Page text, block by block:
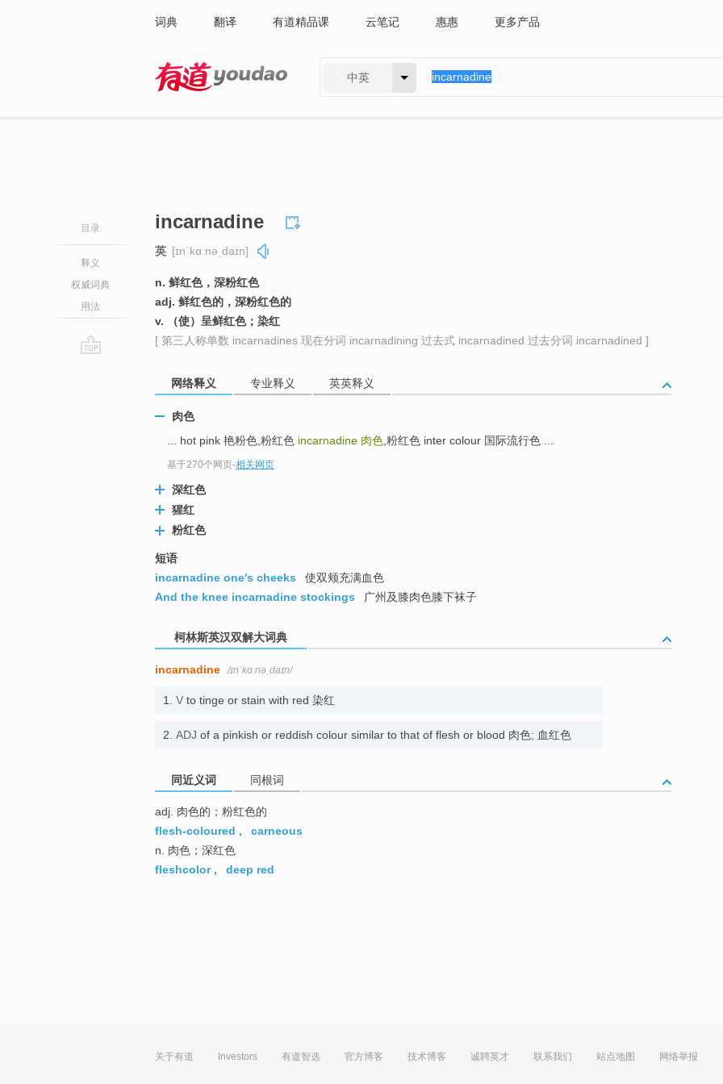
词典 翻译 有道精品课 云笔记 惠惠 更多产品
中英
目录
释义
权威词典
用法
incarnadine
英 [ɪnˈkɑːnəˌdaɪn]
n. 鲜红色，深粉红色
adj. 鲜红色的，深粉红色的
v. （使）呈鲜红色；染红
[ 第三人称单数 incarnadines 现在分词 incarnadining 过去式 incarnadined 过去分词 incarnadined ]
网络释义 专业释义 英英释义
肉色
... hot pink 艳粉色,粉红色 incarnadine 肉色 ,粉红色 inter colour 国际流行色 ...
基于270个网页-相关网页
深红色
猩红
粉红色
短语
incarnadine one's cheeks
使双颊充满血色
And the knee incarnadine stockings
广州及膝肉色膝下袜子
柯林斯英汉双解大词典
incarnadine /ɪnˈkɑːnəˌdaɪn/
1. V to tinge or stain with red 染红
2. ADJ of a pinkish or reddish colour similar to that of flesh or blood 肉色; 血红色
同近义词 同根词
adj. 肉色的；粉红色的
flesh-coloured ,
carneous
n. 肉色；深红色
fleshcolor, deep red
关于有道 Investors 有道智选 官方博客 技术博客 诚聘英才 联系我们 站点地图 网络举报